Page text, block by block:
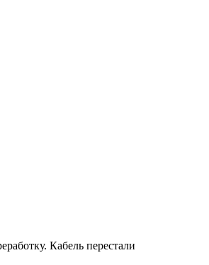
Кабель перестали